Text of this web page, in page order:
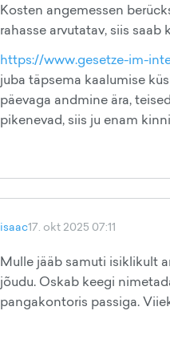
Kosten angemessen
rahasse arvutatav, siis saab
https://www.gesetze-im-
juba täpsema kaalumise
päevaga andmine ära,
pikenevad, siis ju enam
isaac17. okt 2025 07:11
Mulle jääb samuti isiklikult
jõudu. Oskab keegi
pangakontoris passiga.